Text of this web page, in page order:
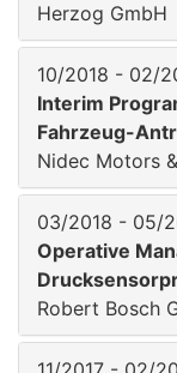
Herzog GmbH
10/2018 - 02/
Interim
Fahrzeug-
Nidec Motors
03/2018 - 05/
Operative
Robert Bosch